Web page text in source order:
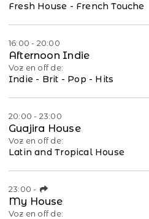
Fresh House - French Touche
16:00 - 20:00
Afternoon Indie
Voz en off de:
Indie - Brit - Pop - Hits
20:00 - 23:00
Guajira House
Voz en off de:
Latin and Tropical House
23:00 -
My House
Voz en off de: